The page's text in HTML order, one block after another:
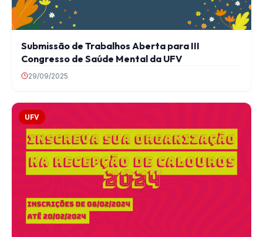
Submissão de Trabalhos Aberta para III
Congresso de Saúde Mental da UFV
29/09/2025
UFV